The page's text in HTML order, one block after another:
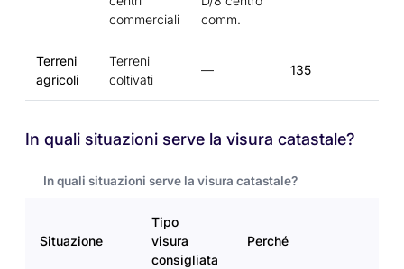
commerciali
comm.
Terreni
agricoli
Terreni
coltivati
— 135
In quali situazioni serve la visura catastale?
In quali situazioni serve la visura catastale?
Situazione
Tipo
visura
consigliata
Perché